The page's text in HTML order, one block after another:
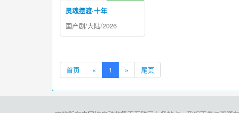
灵魂摆渡·十年
国产剧/大陆/2026
首页 « 1 » 尾页